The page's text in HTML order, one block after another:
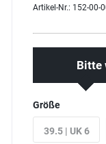
Artikel-Nr.: 152-00-
Bitte
Größe
39.5 | UK 6